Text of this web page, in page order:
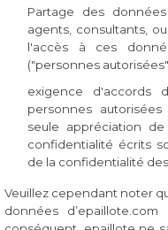
Partage des
agents, consultants,
l'accès à ces
("personnes
exigence d'accords
personnes
seule appréciation
confidentialité écrits
de la confidentialité
Veuillez cependant noter
données